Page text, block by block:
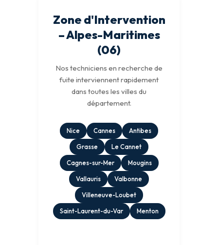
Zone d'Intervention
– Alpes-Maritimes
(06)
Nos techniciens en recherche de
fuite interviennent rapidement
dans toutes les villes du
département.
Nice Cannes Antibes
Grasse Le Cannet
Cagnes-sur-Mer Mougins
Vallauris Valbonne
Villeneuve-Loubet
Saint-Laurent-du-Var Menton